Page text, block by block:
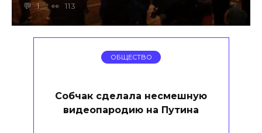
1 113
ОБЩЕСТВО
Собчак сделала несмешную
видеопародию на Путина